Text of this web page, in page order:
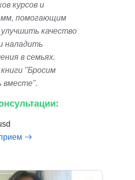
курсов и
помогающим
качество
наладить
в семьях.
"Бросим
вместе".